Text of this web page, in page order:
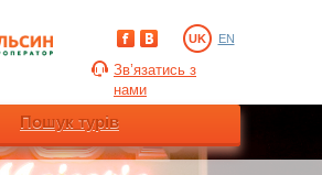
Зв’язатись з
нами
UK EN
Пошук турів